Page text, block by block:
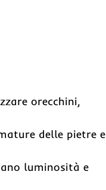
orecchini,
delle pietre e
luminosità e